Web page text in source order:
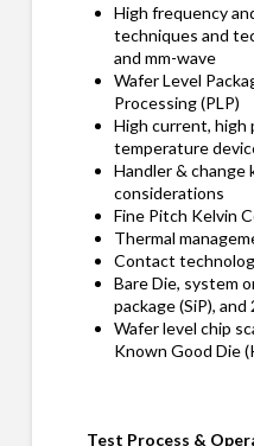
High frequency
techniques and
and mm-wave
Wafer Level
Processing (PLP)
High current, high
temperature
Handler & change
considerations
Fine Pitch Kelvin
Thermal
Contact
Bare Die, system
package (SiP),
Wafer level chip
Known Good Die
Test Process &